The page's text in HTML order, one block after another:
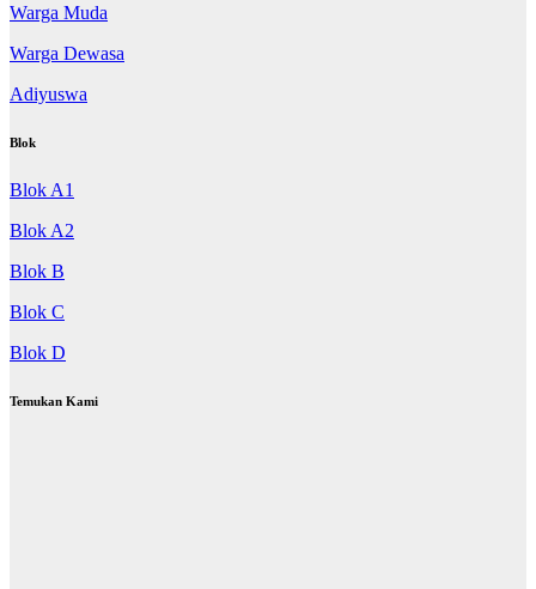
Warga Muda
Warga Dewasa
Adiyuswa
Blok
Blok A1
Blok A2
Blok B
Blok C
Blok D
Temukan Kami